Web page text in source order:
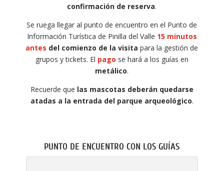
confirmación de reserva.
Se ruega llegar al punto de encuentro en el Punto de
Información Turística de Pinilla del Valle 15 minutos
antes del comienzo de la visita para la gestión de
grupos y tickets. El pago se hará a los guías en
metálico.
Recuerde que las mascotas deberán quedarse
atadas a la entrada del parque arqueológico.
PUNTO DE ENCUENTRO CON LOS GUÍAS